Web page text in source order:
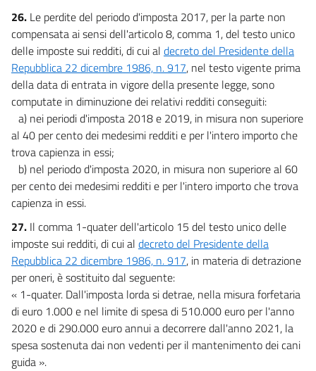
26. Le perdite del periodo d'imposta 2017, per la parte non
compensata ai sensi dell'articolo 8, comma 1, del testo unico
delle imposte sui redditi, di cui al decreto del Presidente della
Repubblica 22 dicembre 1986, n. 917, nel testo vigente prima
della data di entrata in vigore della presente legge, sono
computate in diminuzione dei relativi redditi conseguiti:
a) nei periodi d'imposta 2018 e 2019, in misura non superiore
al 40 per cento dei medesimi redditi e per l'intero importo che
trova capienza in essi;
b) nel periodo d'imposta 2020, in misura non superiore al 60
per cento dei medesimi redditi e per l'intero importo che trova
capienza in essi.
27. Il comma 1-quater dell'articolo 15 del testo unico delle
imposte sui redditi, di cui al decreto del Presidente della
Repubblica 22 dicembre 1986, n. 917, in materia di detrazione
per oneri, è sostituito dal seguente:
« 1-quater. Dall'imposta lorda si detrae, nella misura forfetaria
di euro 1.000 e nel limite di spesa di 510.000 euro per l'anno
2020 e di 290.000 euro annui a decorrere dall'anno 2021, la
spesa sostenuta dai non vedenti per il mantenimento dei cani
guida ».